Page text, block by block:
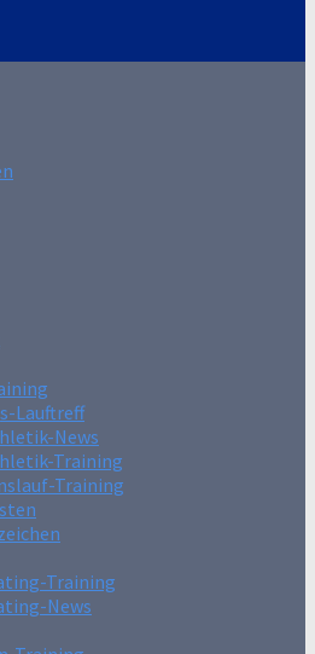
Lauftreff
News
Training
Training
Training
News